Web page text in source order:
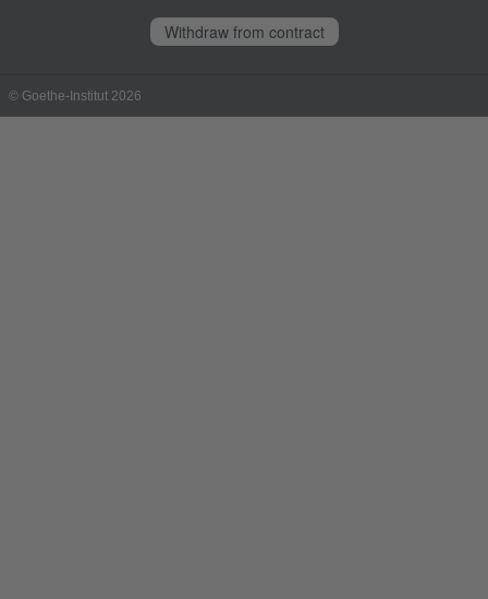
Withdraw from contract
© Goethe-Institut 2026